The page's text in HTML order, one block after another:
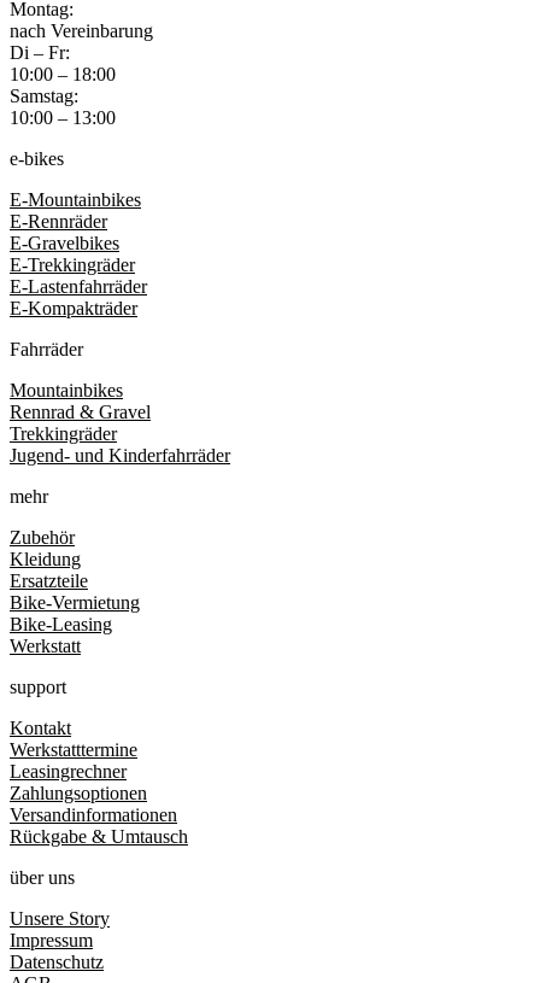
Montag:
nach Vereinbarung
Di – Fr:
10:00 – 18:00
Samstag:
10:00 – 13:00
e-bikes
E-Mountainbikes
E-Rennräder
E-Gravelbikes
E-Trekkingräder
E-Lastenfahrräder
E-Kompakträder
Fahrräder
Mountainbikes
Rennrad & Gravel
Trekkingräder
Jugend- und Kinderfahrräder
mehr
Zubehör
Kleidung
Ersatzteile
Bike-Vermietung
Bike-Leasing
Werkstatt
support
Kontakt
Werkstatttermine
Leasingrechner
Zahlungsoptionen
Versandinformationen
Rückgabe & Umtausch
über uns
Unsere Story
Impressum
Datenschutz